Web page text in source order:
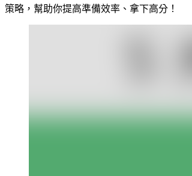
策略，幫助你提高準備效率、拿下高分！